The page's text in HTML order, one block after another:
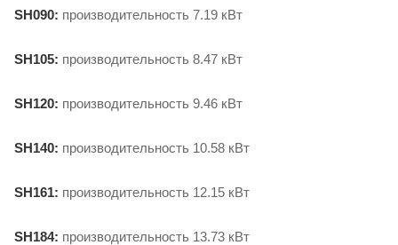
SH090: производительность 7.19 кВт
SH105: производительность 8.47 кВт
SH120: производительность 9.46 кВт
SH140: производительность 10.58 кВт
SH161: производительность 12.15 кВт
SH184: производительность 13.73 кВт